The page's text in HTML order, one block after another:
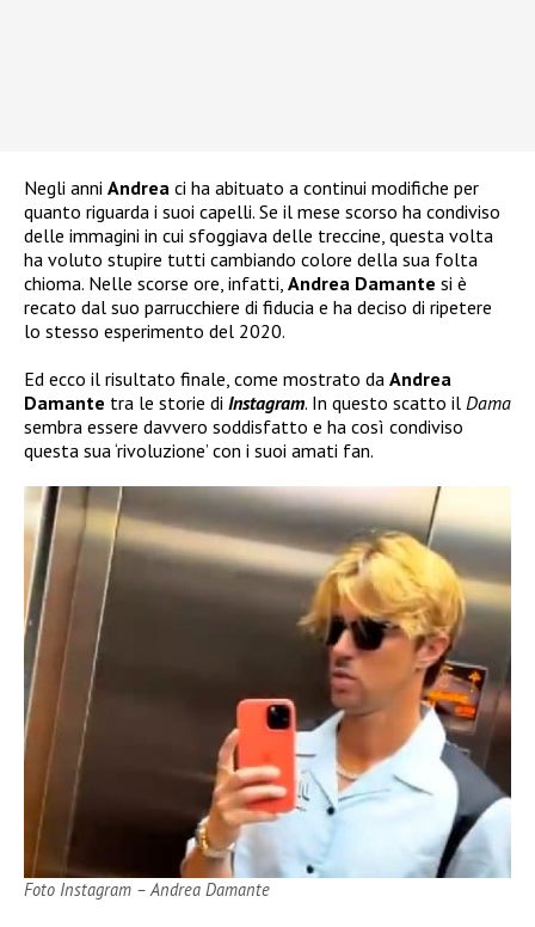
Negli anni Andrea ci ha abituato a continui modifiche per
quanto riguarda i suoi capelli. Se il mese scorso ha condiviso
delle immagini in cui sfoggiava delle treccine, questa volta
ha voluto stupire tutti cambiando colore della sua folta
chioma. Nelle scorse ore, infatti, Andrea Damante si è
recato dal suo parrucchiere di fiducia e ha deciso di ripetere
lo stesso esperimento del 2020.
Ed ecco il risultato finale, come mostrato da Andrea
Damante tra le storie di Instagram. In questo scatto il Dama
sembra essere davvero soddisfatto e ha così condiviso
questa sua ‘rivoluzione’ con i suoi amati fan.
Foto Instagram – Andrea Damante